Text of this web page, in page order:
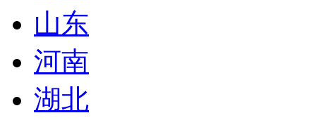
山东
河南
湖北